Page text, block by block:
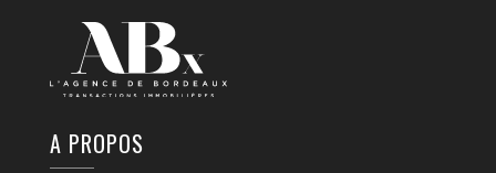
A PROPOS